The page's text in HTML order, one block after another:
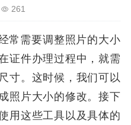
261
常需要调整照片的大小
证件办理过程中，就需
寸。这时候，我们可以
照片大小的修改。接下
用这些工具以及具体的